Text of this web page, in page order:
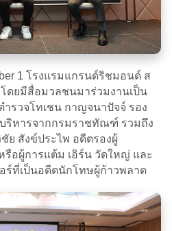
1 โรงแรมแกรนด์ริชมอนด์ ส
ดยมีสื่อมวลชนมาร่วมงานเป็น
รวจโทเชน กาญจนาปัจจ์ รอง
หารจากกรมราชทัณฑ์ รวมถึง
ย สังข์ประไพ อดีตรองผู้
อผู้การแต้ม เอิร์น วัดใหญ่ และ
ร์ที่เป็นอดีตนักโทษผู้ก้าวพลาด